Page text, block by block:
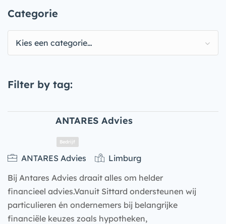
Categorie
Kies een categorie…
Filter by tag:
ANTARES Advies
ANTARES Advies
Limburg
Bij Antares Advies draait alles om helder
financieel advies.Vanuit Sittard ondersteunen wij
particulieren én ondernemers bij belangrijke
financiële keuzes zoals hypotheken,